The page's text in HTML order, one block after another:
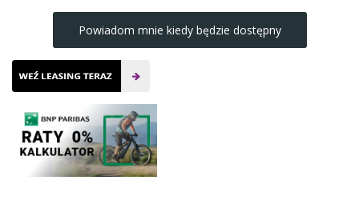
Powiadom mnie kiedy będzie dostępny